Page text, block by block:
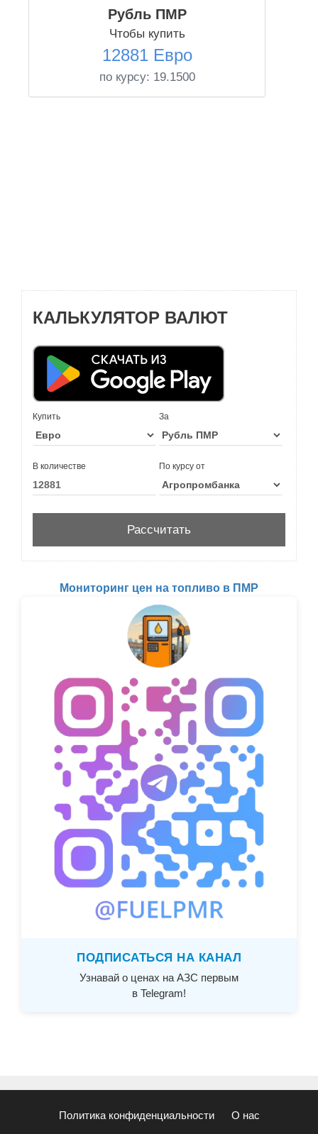
Рубль ПМР
Чтобы купить
12881 Евро
по курсу: 19.1500
КАЛЬКУЛЯТОР ВАЛЮТ
Купить За
В количестве По курсу от
Мониторинг цен на топливо в ПМР
ПОДПИСАТЬСЯ НА КАНАЛ
Узнавай о ценах на АЗС первым
в Telegram!
Политика конфиденциальности О нас